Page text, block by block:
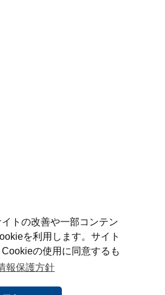
トの改善や一部コンテン
を利用します。サイト
の使用に同意するも
報保護方針